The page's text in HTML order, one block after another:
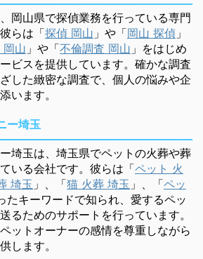
岡山県で探偵業務を行っている専門
らは「探偵 岡山 」や「岡山 探偵 」
岡山 」や「不倫調査 岡山 」をはじめ
ビスを提供しています。確かな調査
した緻密な調査で、個人の悩みや企
います。
ー埼玉
埼玉は、埼玉県でペットの火葬や葬
いる会社です。彼らは「ペット 火
埼玉 」、「猫 火葬 埼玉 」、「ペッ
たキーワードで知られ、愛するペッ
るためのサポートを行っています。
ットオーナーの感情を尊重しながら
します。